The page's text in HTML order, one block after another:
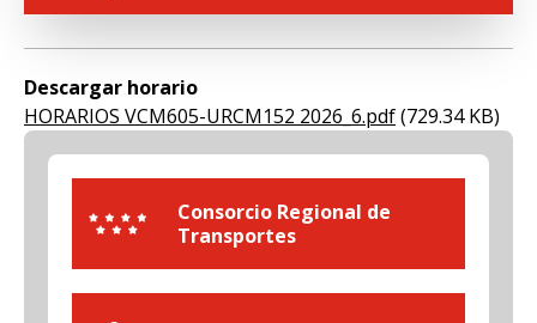
Descargar horario
Document
HORARIOS VCM605-URCM152 2026_6.pdf(729.34 KB)
Consorcio Regional de
Transportes